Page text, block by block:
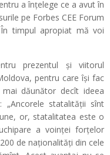
a înțelege ce a avut în
pe Forbes CEE Forum
timpul apropiat mă voi
prezentul și viitorul
pentru care își fac
dăunător decît ideea
statalității sînt
or, statalitatea este o
a voinței forțelor
de naționalități din cele